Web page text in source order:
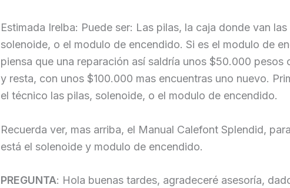
Estimada Irelba: Puede ser: Las pilas, la caja donde van las
solenoide, o el modulo de encendido. Si es el modulo de
piensa que una reparación así saldría unos $50.000 pesos
y resta, con unos $100.000 mas encuentras uno nuevo.
el técnico las pilas, solenoide, o el modulo de encendido.
Recuerda ver, mas arriba, el Manual Calefont Splendid,
está el solenoide y modulo de encendido.
PREGUNTA: Hola buenas tardes, agradeceré asesoría,